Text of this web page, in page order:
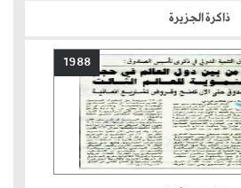
ذاكرة الجزيرة
1988